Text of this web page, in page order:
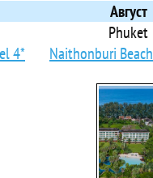
4*
Август
Phuket
Naithonburi